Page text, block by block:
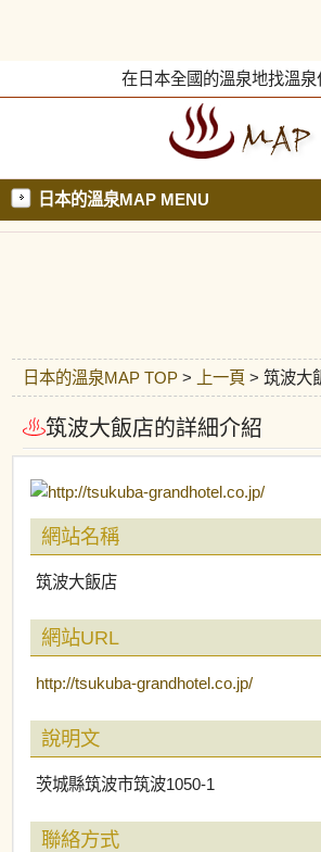
在日本全國的溫泉地找溫泉
日本的溫泉MAP MENU
日本的溫泉MAP TOP > 上一頁 > 筑波大
筑波大飯店的詳細介紹
網站名稱
筑波大飯店
網站URL
http://tsukuba-grandhotel.co.jp/
說明文
茨城縣筑波市筑波1050-1
聯絡方式